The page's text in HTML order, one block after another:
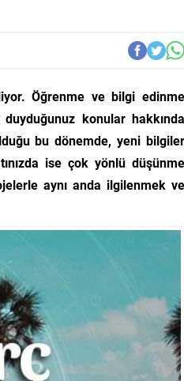
Öğrenme ve bilgi edinme
konular hakkında
bu dönemde, yeni bilgiler
ise çok yönlü düşünme
aynı anda ilgilenmek ve